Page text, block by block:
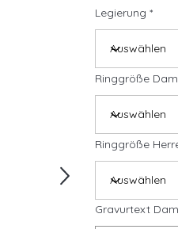
Legierung
Ringgröße
Ringgröße
Gravurtext